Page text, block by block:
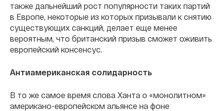
также дальнейший рост популярности таких партий
в Европе, некоторые из которых призывали к снятию
существующих санкций, делает еще менее
вероятным, что британский призыв сможет оживить
европейский консенсус.
Антиамериканская солидарность
В то же самое время слова Ханта о «монолитном»
американо-европейском альянсе на фоне